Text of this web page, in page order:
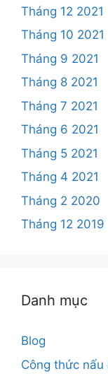
Tháng 12 2021
Tháng 10 2021
Tháng 9 2021
Tháng 8 2021
Tháng 7 2021
Tháng 6 2021
Tháng 5 2021
Tháng 4 2021
Tháng 2 2020
Tháng 12 2019
Danh mục
Blog
Công thức nấu